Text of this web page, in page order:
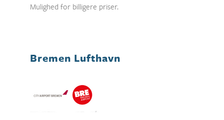
Mulighed for billigere priser.
Bremen Lufthavn